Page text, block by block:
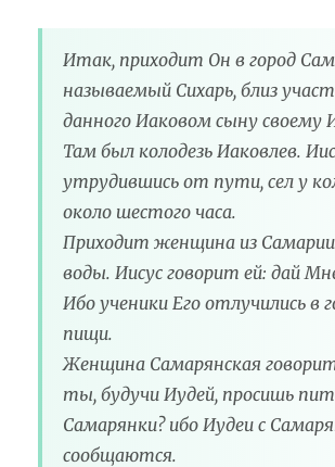
Итак, приходит Он в город
называемый Сихарь, близ
данного Иаковом сыну своему
Там был колодезь Иаковлев.
утрудившись от пути, сел у
около шестого часа.
Приходит женщина из
воды. Иисус говорит ей: дай
Ибо ученики Его отлучились в
пищи.
Женщина Самарянская
ты, будучи Иудей, просишь
Самарянки? ибо Иудеи с
сообщаются.